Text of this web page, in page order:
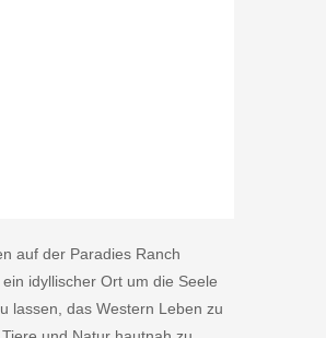
auf der Paradies Ranch
idyllischer Ort um die Seele
lassen, das Western Leben zu